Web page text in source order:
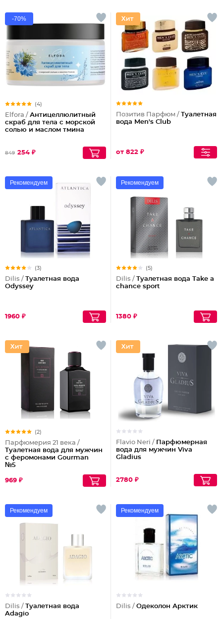
-70%
(4)
Elfora / Антицеллюлитный
скраб для тела с морской
солью и маслом тмина
849 254 ₽
Позитив Парфюм / Туалетная
вода Men's Club
от 822 ₽
Рекомендуем
(3)
Dilis / Туалетная вода
Odyssey
1960 ₽
Рекомендуем
(5)
Dilis / Туалетная вода Take a
chance sport
1380 ₽
(2)
Парфюмерия 21 века /
Туалетная вода для мужчин
с феромонами Gourman
№5
969 ₽
Flavio Neri / Парфюмерная
вода для мужчин Viva
Gladius
2780 ₽
Рекомендуем
Dilis / Туалетная вода
Adagio
Рекомендуем
Dilis / Одеколон Арктик